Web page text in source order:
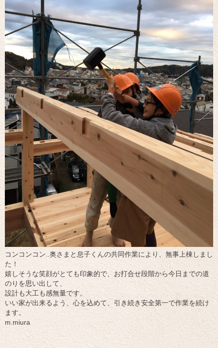
コンコンコン..奥さまと息子くんの共同作業により、無事上棟しまし
た！
嬉しそうな笑顔がとても印象的で、お打合せ段階から今日までの道
のりを思い出して、
設計も大工も感無量です。
いい家が出来るよう、心を込めて、引き続き安全第一で作業を続け
ます。
m.miura